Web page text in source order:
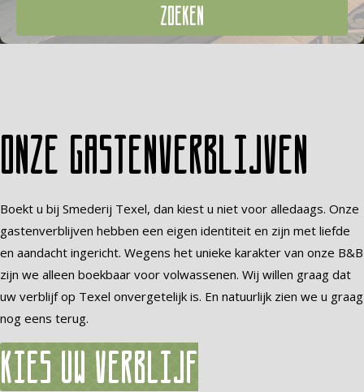
ZOEKEN
Onze gastenverblijven
Boekt u bij Smederij Texel, dan kiest u niet voor alledaags. Onze
gastenverblijven hebben een eigen identiteit en zijn met liefde
en aandacht ingericht. Wegens het unieke karakter van onze B&B
zijn we alleen boekbaar voor volwassenen. Wij willen graag dat
uw verblijf op Texel onvergetelijk is. En natuurlijk zien we u graag
nog eens terug.
Kies uw verblijf